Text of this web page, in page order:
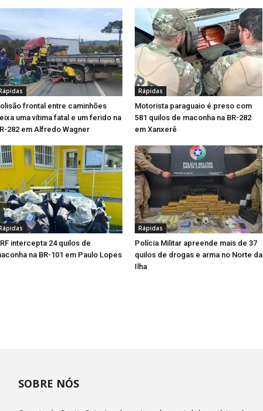
frontal entre caminhões
uma vítima fatal e um ferido na
282 em Alfredo Wagner
Rápidas
Motorista paraguaio é preso com
581 quilos de maconha na BR-282
em Xanxerê
intercepta 24 quilos de
na BR-101 em Paulo Lopes
Rápidas
Polícia Militar apreende mais de 37
quilos de drogas e arma no Norte da
Ilha
SOBRE NÓS